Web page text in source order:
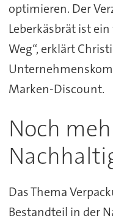
optimieren. Der
Leberkäsbrät ist
Weg“, erklärt
Marken-Discount.
Noch
Das Thema
Bestandteil in der